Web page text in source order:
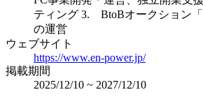
ティング 3. BtoBオークション「
の運営
ウェブサイト
https://www.en-power.jp/
掲載期間
2025/12/10 ~ 2027/12/10